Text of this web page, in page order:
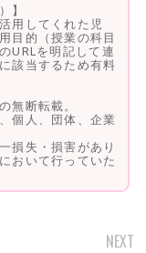
】
用してくれた児
目的（授業の科目
URLを明記して連
該当するため有料
無断転載。
個人、団体、企業
損失・損害があり
おいて行っていた
NEXT